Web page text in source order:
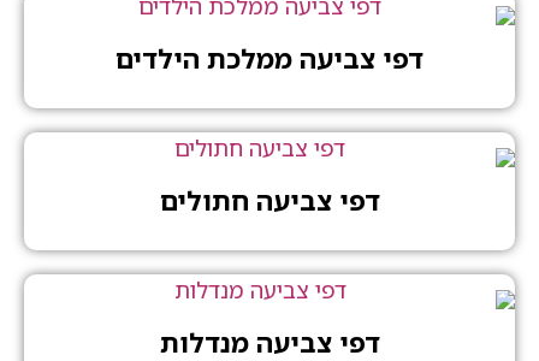
דפי צביעה ממלכת הילדים
דפי צביעה חתולים
דפי צביעה מנדלות